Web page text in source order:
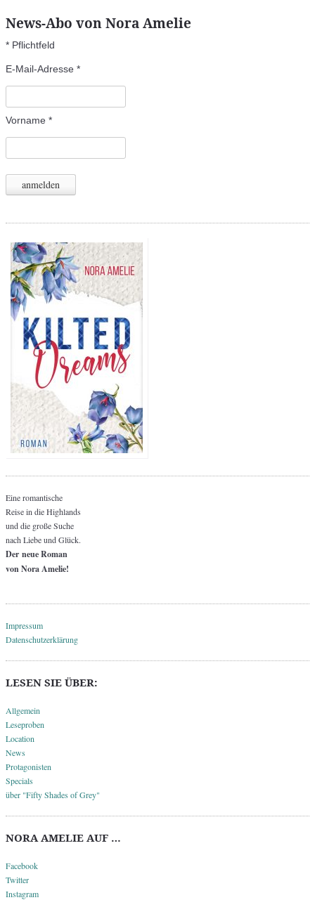
News-Abo von Nora Amelie
* Pflichtfeld
E-Mail-Adresse *
Vorname *
Eine romantische
Reise in die Highlands
und die große Suche
nach Liebe und Glück.
Der neue Roman
von Nora Amelie!
Impressum
Datenschutzerklärung
LESEN SIE ÜBER:
Allgemein
Leseproben
Location
News
Protagonisten
Specials
über "Fifty Shades of Grey"
NORA AMELIE AUF …
Facebook
Twitter
Instagram